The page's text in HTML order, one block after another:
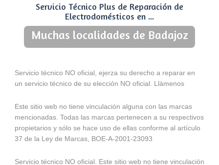
Servicio Técnico Plus de Reparación de
Electrodomésticos en ...
Muchas localidades de Badajoz
Servicio técnico NO oficial, ejerza su derecho a reparar en
un servicio técnico de su elección NO oficial. Llámenos
Este sitio web no tiene vinculación alguna con las marcas
mencionadas. Todas las marcas pertenecen a su respectivos
propietarios y sólo se hace uso de ellas conforme al artículo
37 de la Ley de Marcas, BOE-A-2001-23093
Servicio técnico NO oficial. Este sitio web no tiene vinculación